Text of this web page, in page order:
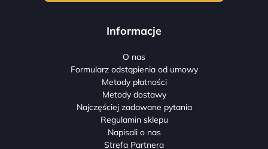
Informacje
O nas
Formularz odstąpienia od umowy
Metody płatności
Metody dostawy
Najczęściej zadawane pytania
Regulamin sklepu
Napisali o nas
Strefa Partnera